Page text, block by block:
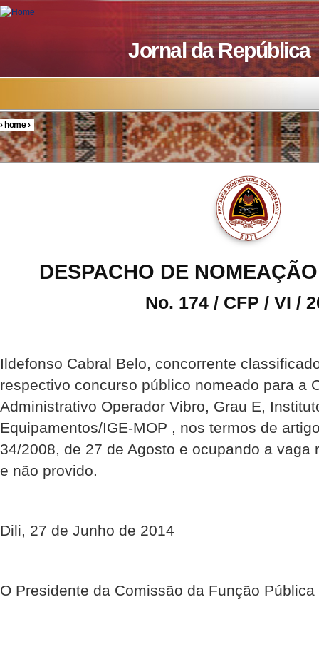
Skip to main content
Jornal da República
You are here
›home›
DESPACHO DE
No. 174 / CFP / VI /
Ildefonso Cabral Belo, concorrente
respectivo concurso público nomeado para a
Administrativo Operador Vibro, Grau E,
Equipamentos/IGE-MOP , nos termos de
34/2008, de 27 de Agosto e ocupando a vaga
e não provido.
Dili, 27 de Junho de 2014
O Presidente da Comissão da Função Pública